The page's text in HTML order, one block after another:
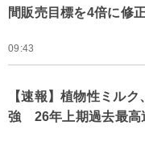
間販売目標を4倍に修
09:43
【速報】植物性ミル
強 26年上期過去最高